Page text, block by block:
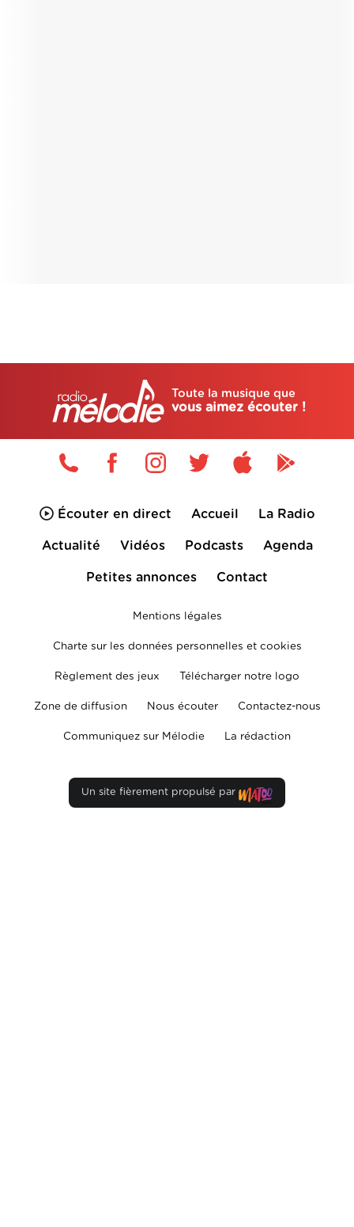
Toute la musique que
vous aimez écouter !
Écouter en direct Accueil La Radio
Actualité Vidéos Podcasts Agenda
Petites annonces Contact
Mentions légales
Charte sur les données personnelles et cookies
Règlement des jeux Télécharger notre logo
Zone de diffusion Nous écouter Contactez-nous
Communiquez sur Mélodie La rédaction
Un site fièrement propulsé par